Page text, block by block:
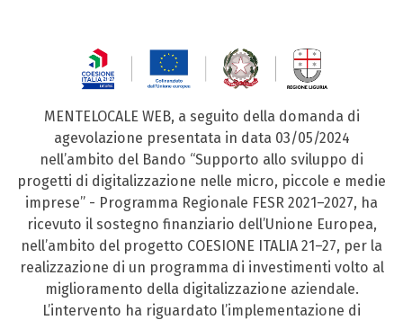
MENTELOCALE WEB, a seguito della domanda di
agevolazione presentata in data 03/05/2024
nell’ambito del Bando “Supporto allo sviluppo di
progetti di digitalizzazione nelle micro, piccole e medie
imprese” - Programma Regionale FESR 2021–2027, ha
ricevuto il sostegno finanziario dell’Unione Europea,
nell’ambito del progetto COESIONE ITALIA 21–27, per la
realizzazione di un programma di investimenti volto al
miglioramento della digitalizzazione aziendale.
L’intervento ha riguardato l’implementazione di